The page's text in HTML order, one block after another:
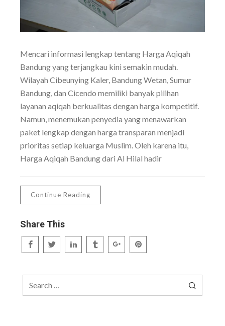
Mencari informasi lengkap tentang Harga Aqiqah
Bandung yang terjangkau kini semakin mudah.
Wilayah Cibeunying Kaler, Bandung Wetan, Sumur
Bandung, dan Cicendo memiliki banyak pilihan
layanan aqiqah berkualitas dengan harga kompetitif.
Namun, menemukan penyedia yang menawarkan
paket lengkap dengan harga transparan menjadi
prioritas setiap keluarga Muslim. Oleh karena itu,
Harga Aqiqah Bandung dari Al Hilal hadir
Continue Reading
Share This